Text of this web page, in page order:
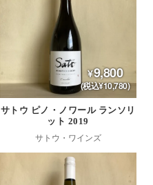
9,800
(税込¥10,780)
サトウ ピノ・ノワール ランソリ
ット 2019
サトウ・ワインズ